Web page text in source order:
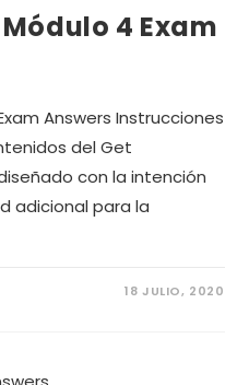
4 Exam
Answers Instrucciones
del Get
con la intención
adicional para la
18 JULIO, 2020